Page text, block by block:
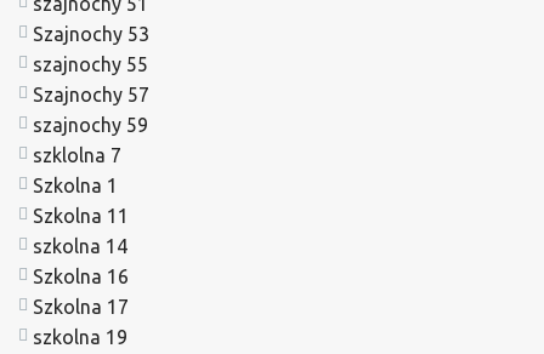
Szajnochy 53
szajnochy 55
Szajnochy 57
szajnochy 59
szklolna 7
Szkolna 1
Szkolna 11
szkolna 14
Szkolna 16
Szkolna 17
szkolna 19